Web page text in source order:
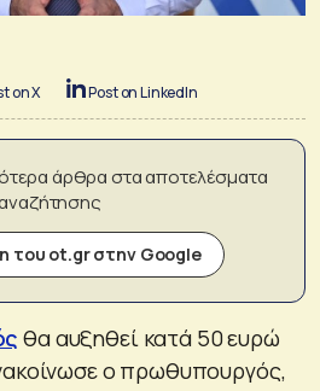
on X Post on LinkedIn
άρθρα στα αποτελέσματα
του ot.gr στην Google
θα αυξηθεί κατά 50 ευρώ
ο πρωθυπουργός,